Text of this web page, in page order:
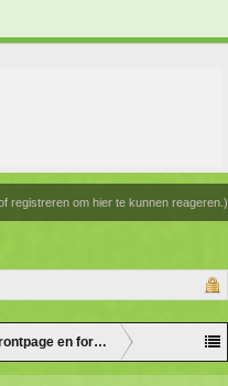
registreren om hier te kunnen reageren.)
en forum discussie